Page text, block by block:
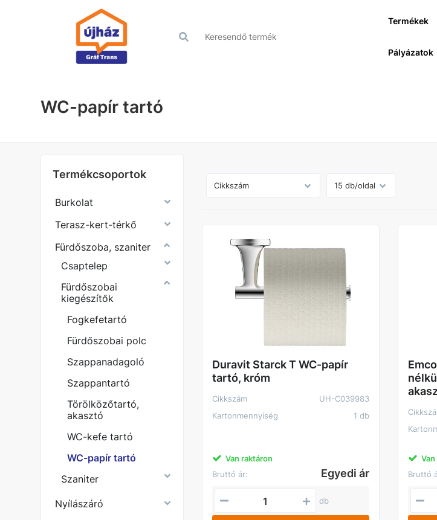
Termékek
Pályázatok
WC-papír tartó
Termékcsoportok
Burkolat
Terasz-kert-térkő
Fürdőszoba, szaniter
Csaptelep
Fürdőszobai
kiegészítők
Fogkefetartó
Fürdőszobai polc
Szappanadagoló
Szappantartó
Törölközőtartó,
akasztó
WC-kefe tartó
WC-papír tartó
Szaniter
Nyílászáró
Duravit Starck T WC-papír
tartó, króm
Cikkszám
UH-C039983
Kartonmennyiség
1 db
Van raktáron
Bruttó ár:
Egyedi ár
db
Bruttó